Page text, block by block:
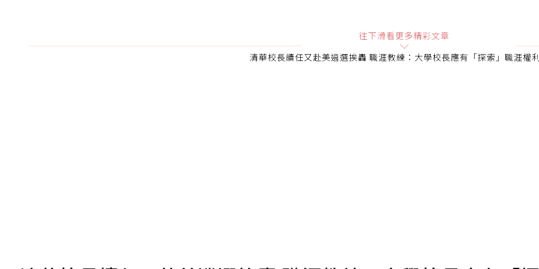
往下滑看更多精彩文章
清華校長續任又赴美遴選挨轟 職涯教練：大學校長應有「探索」職涯權